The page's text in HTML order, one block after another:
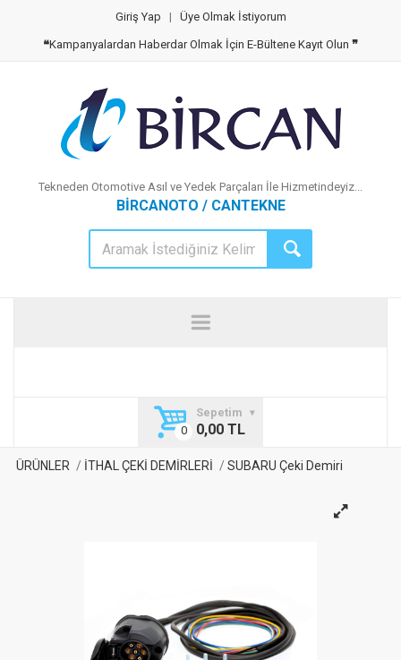
Giriş Yap | Üye Olmak İstiyorum
❝Kampanyalardan Haberdar Olmak İçin E-Bültene Kayıt Olun ❞
Tekneden Otomotive Asıl ve Yedek Parçaları İle Hizmetindeyiz...
BİRCANOTO / CANTEKNE
Sepetim
0,00 TL
ÜRÜNLER İTHAL ÇEKİ DEMİRLERİ SUBARU Çeki Demiri